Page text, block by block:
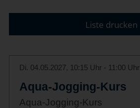
Liste drucken
Di. 04.05.2027, 10:15 Uhr - 11:00 Uhr
Aqua-Jogging-Kurs
Aqua-Jogging-Kurs